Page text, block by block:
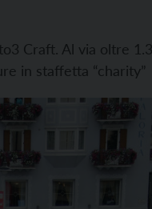
Craft. Al via oltre
in staffetta “charity”